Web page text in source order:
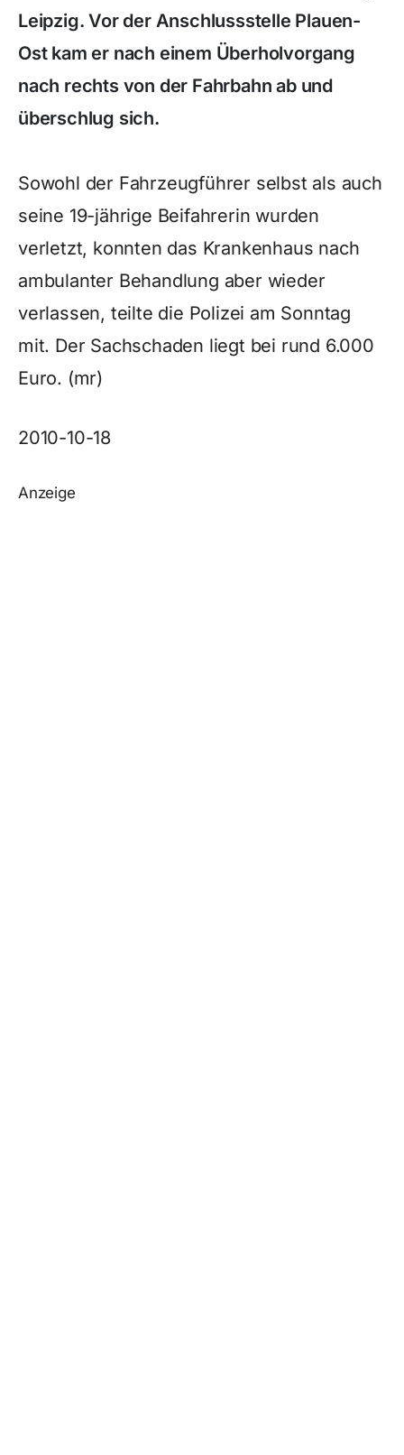
Leipzig. Vor der Anschlussstelle Plauen-
Ost kam er nach einem Überholvorgang
nach rechts von der Fahrbahn ab und
überschlug sich.
Sowohl der Fahrzeugführer selbst als auch
seine 19-jährige Beifahrerin wurden
verletzt, konnten das Krankenhaus nach
ambulanter Behandlung aber wieder
verlassen, teilte die Polizei am Sonntag
mit. Der Sachschaden liegt bei rund 6.000
Euro. (mr)
2010-10-18
Anzeige